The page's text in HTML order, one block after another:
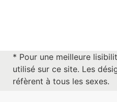
* Pour une meilleure
utilisé sur ce site. Les
réfèrent à tous les sexes.